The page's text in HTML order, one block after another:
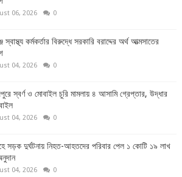
06, 2026 0
স্বাস্থ্য কর্মকর্তার বিরুদ্ধে সরকারি বরাদ্দের অর্থ আত্মসাতের
04, 2026 0
স্বর্ণ ও মোবাইল চুরি মামলায় ৪ আসামি গ্রেপ্তার, উদ্ধার
04, 2026 0
সড়ক দুর্ঘটনায় নিহত-আহতদের পরিবার পেল ১ কোটি ১৯ লাখ
04, 2026 0